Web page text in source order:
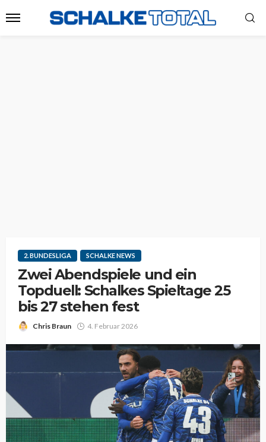
2. BUNDESLIGA SCHALKE NEWS
Zwei Abendspiele und ein
Topduell: Schalkes Spieltage 25
bis 27 stehen fest
Chris Braun 4. Februar 2026